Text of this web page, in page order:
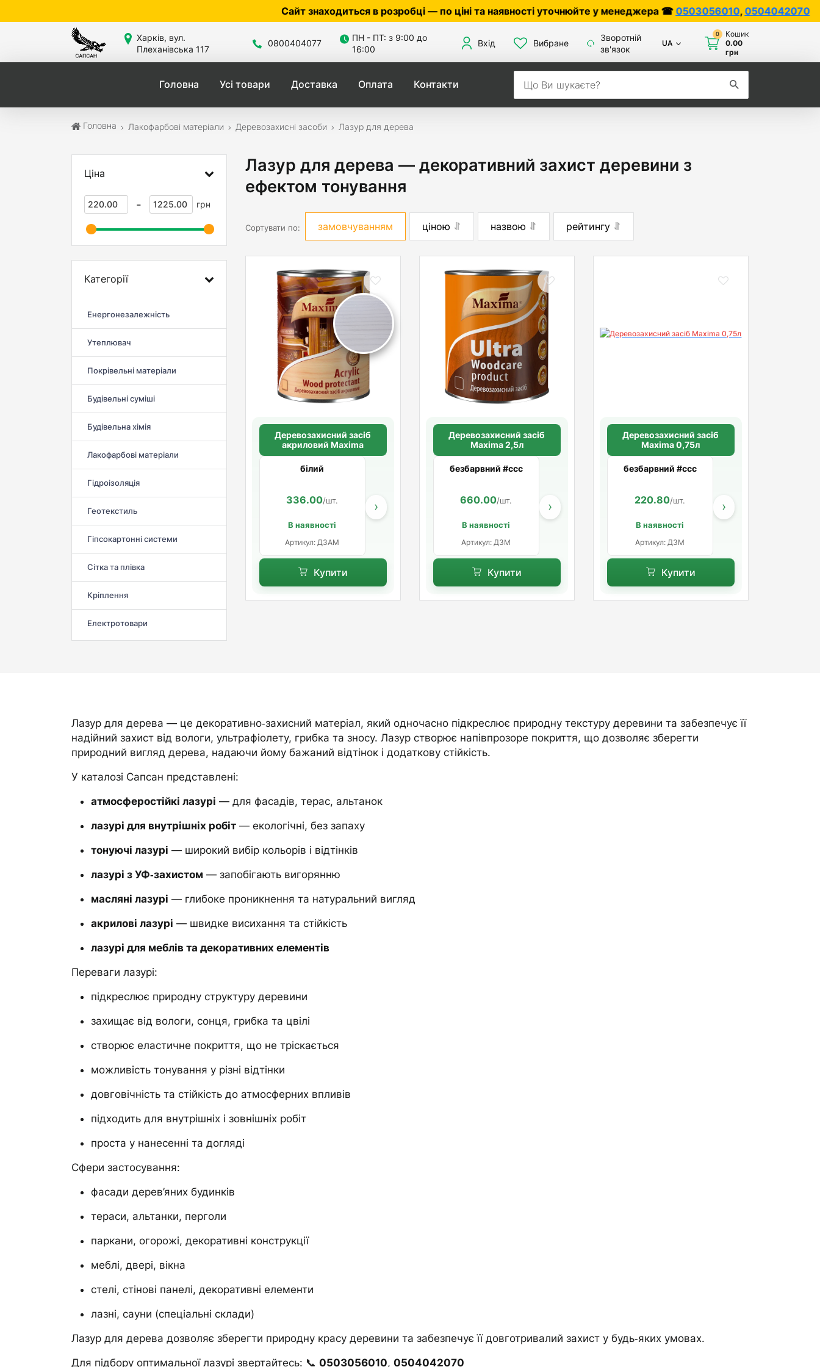
Сайт знаходиться в розробці — по ціні та наявності уточнюйте у менеджера ☎0503056010,0504042070
Харків, вул.
Плеханівська 117
0800404077
ПН - ПТ: з 9:00 до
16:00
Вхід Вибране
Зворотній
зв'язок
UA
0
Кошик
0.00
грн
Головна Усі товари Доставка Оплата Контакти
Головна Лакофарбові матеріали Деревозахисні засоби Лазур для дерева
Ціна
- грн
Категорії
Енергонезалежність
Утеплювач
Покрівельні матеріали
Будівельні суміші
Будівельна хімія
Лакофарбові матеріали
Гідроізоляція
Геотекстиль
Гіпсокартонні системи
Сітка та плівка
Кріплення
Електротовари
Лазур для дерева — декоративний захист деревини з
ефектом тонування
Сортувати по: замовчуванням ціною назвою рейтингу
Деревозахисний засіб
акриловий Maxima
білий
336.00/шт.
В наявності
Артикул: ДЗАМ
329.40 1 050.60/шт.
›
Купити
Деревозахисний засіб
Maxima 2,5л
безбарвний #ccc
660.00/шт.
В наявності
Артикул: ДЗМ
792.00
›
Купити
Деревозахисний засіб
Maxima 0,75л
безбарвний #ccc
220.80/шт.
В наявності
Артикул: ДЗМ
›
Купити
Лазур для дерева — це декоративно‑захисний матеріал, який одночасно підкреслює природну текстуру деревини та забезпечує її
надійний захист від вологи, ультрафіолету, грибка та зносу. Лазур створює напівпрозоре покриття, що дозволяє зберегти
природний вигляд дерева, надаючи йому бажаний відтінок і додаткову стійкість.
У каталозі Сапсан представлені:
атмосферостійкі лазурі — для фасадів, терас, альтанок
лазурі для внутрішніх робіт — екологічні, без запаху
тонуючі лазурі — широкий вибір кольорів і відтінків
лазурі з УФ‑захистом — запобігають вигорянню
масляні лазурі — глибоке проникнення та натуральний вигляд
акрилові лазурі — швидке висихання та стійкість
лазурі для меблів та декоративних елементів
Переваги лазурі:
підкреслює природну структуру деревини
захищає від вологи, сонця, грибка та цвілі
створює еластичне покриття, що не тріскається
можливість тонування у різні відтінки
довговічність та стійкість до атмосферних впливів
підходить для внутрішніх і зовнішніх робіт
проста у нанесенні та догляді
Сфери застосування:
фасади дерев’яних будинків
тераси, альтанки, перголи
паркани, огорожі, декоративні конструкції
меблі, двері, вікна
стелі, стінові панелі, декоративні елементи
лазні, сауни (спеціальні склади)
Лазур для дерева дозволяє зберегти природну красу деревини та забезпечує її довготривалий захист у будь‑яких умовах.
Для підбору оптимальної лазурі звертайтесь: 📞 0503056010, 0504042070